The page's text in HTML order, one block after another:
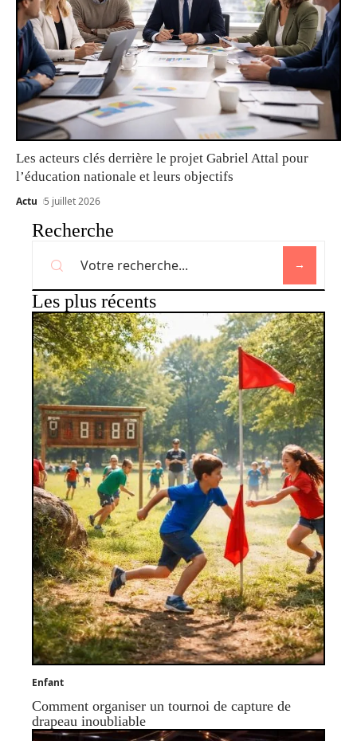
Les acteurs clés derrière le projet Gabriel Attal pour
l’éducation nationale et leurs objectifs
Actu 5 juillet 2026
Recherche
Les plus récents
Enfant
Comment organiser un tournoi de capture de
drapeau inoubliable